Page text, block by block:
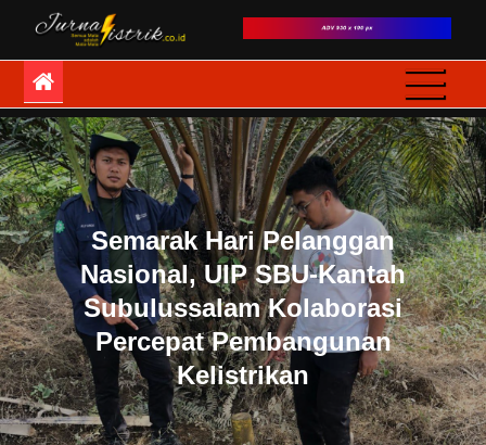
contentJurnaListrik
Semua Mata adalah
Mata-Mata
Semarak Hari Pelanggan
Nasional, UIP SBU-Kantah
Subulussalam Kolaborasi
Percepat Pembangunan
Kelistrikan